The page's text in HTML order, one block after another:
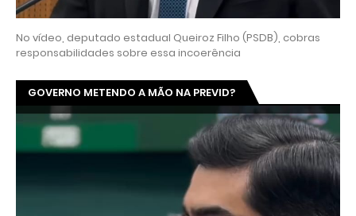
No vídeo, deputado estadual Queiroz Filho (PSDB), cobras
responsabilidades sobre essa incoerência
GOVERNO METENDO A MÃO NA PREVID?